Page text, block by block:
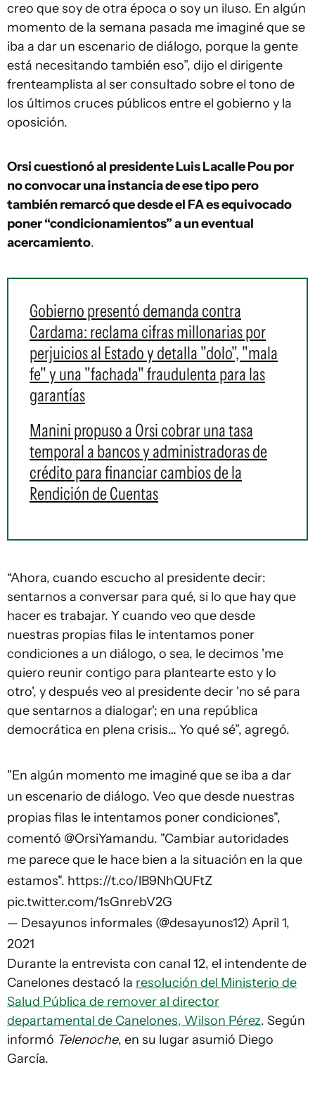
creo que soy de otra época o soy un iluso. En algún
momento de la semana pasada me imaginé que se
iba a dar un escenario de diálogo, porque la gente
está necesitando también eso”, dijo el dirigente
frenteamplista al ser consultado sobre el tono de
los últimos cruces públicos entre el gobierno y la
oposición.
Orsi cuestionó al presidente Luis Lacalle Pou por
no convocar una instancia de ese tipo pero
también remarcó que desde el FA es equivocado
poner “condicionamientos” a un eventual
acercamiento.
Gobierno presentó demanda contra
Cardama: reclama cifras millonarias por
perjuicios al Estado y detalla "dolo", "mala
fe" y una "fachada" fraudulenta para las
garantías
Manini propuso a Orsi cobrar una tasa
temporal a bancos y administradoras de
crédito para financiar cambios de la
Rendición de Cuentas
“Ahora, cuando escucho al presidente decir:
sentarnos a conversar para qué, si lo que hay que
hacer es trabajar. Y cuando veo que desde
nuestras propias filas le intentamos poner
condiciones a un diálogo, o sea, le decimos 'me
quiero reunir contigo para plantearte esto y lo
otro', y después veo al presidente decir 'no sé para
que sentarnos a dialogar'; en una república
democrática en plena crisis… Yo qué sé”, agregó.
"En algún momento me imaginé que se iba a dar
un escenario de diálogo. Veo que desde nuestras
propias filas le intentamos poner condiciones",
comentó @OrsiYamandu. "Cambiar autoridades
me parece que le hace bien a la situación en la que
estamos". https://t.co/lB9NhQUFtZ
pic.twitter.com/1sGnrebV2G
— Desayunos informales (@desayunos12) April 1,
2021
Durante la entrevista con canal 12, el intendente de
Canelones destacó la resolución del Ministerio de
Salud Pública de remover al director
departamental de Canelones, Wilson Pérez. Según
informó Telenoche, en su lugar asumió Diego
García.